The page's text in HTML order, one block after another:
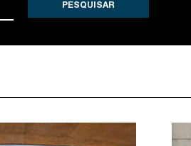
PESQUISAR